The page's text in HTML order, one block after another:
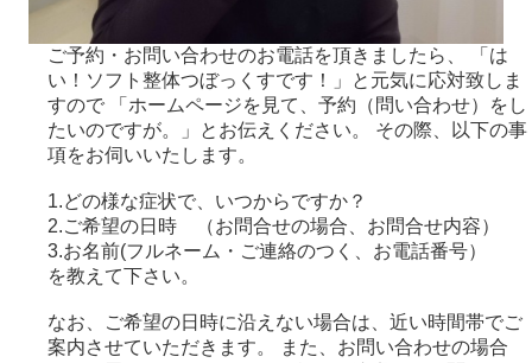
ご予約・お問い合わせのお電話を頂きましたら、 「は
い！ソフト整体つぼっくすです！」と元気に応対致しま
すので 「ホームページを見て、予約（問い合わせ）をし
たいのですが。」とお伝えください。 その際、以下の事
項をお伺いいたします。
1.どの様な症状で、いつからですか？
2.ご希望の日時 （お問合せの場合、お問合せ内容）
3.お名前(フルネーム・ご連絡のつく、お電話番号）
を教えて下さい。
なお、ご希望の日時に沿えない場合は、近い時間帯でご
案内させていただきます。 また、お問い合わせの場合